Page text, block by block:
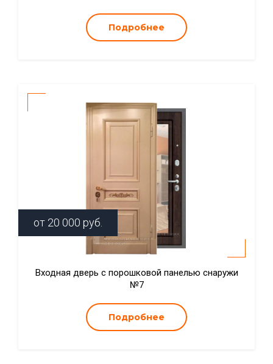
Подробнее
от 20 000 руб.
Входная дверь с порошковой панелью снаружи
№7
Подробнее